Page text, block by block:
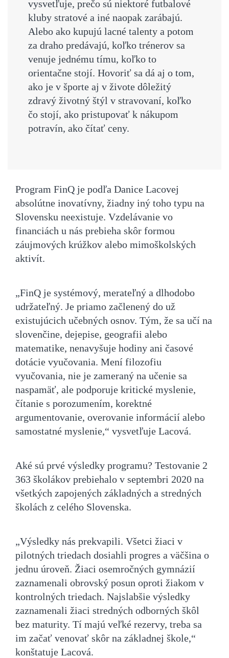
vysvetľuje, prečo sú niektoré futbalové
kluby stratové a iné naopak zarábajú.
Alebo ako kupujú lacné talenty a potom
za draho predávajú, koľko trénerov sa
venuje jednému tímu, koľko to
orientačne stojí. Hovoriť sa dá aj o tom,
ako je v športe aj v živote dôležitý
zdravý životný štýl v stravovaní, koľko
čo stojí, ako pristupovať k nákupom
potravín, ako čítať ceny.
Program FinQ je podľa Danice Lacovej
absolútne inovatívny, žiadny iný toho typu na
Slovensku neexistuje. Vzdelávanie vo
financiách u nás prebieha skôr formou
záujmových krúžkov alebo mimoškolských
aktivít.
„FinQ je systémový, merateľný a dlhodobo
udržateľný. Je priamo začlenený do už
existujúcich učebných osnov. Tým, že sa učí na
slovenčine, dejepise, geografii alebo
matematike, nenavyšuje hodiny ani časové
dotácie vyučovania. Mení filozofiu
vyučovania, nie je zameraný na učenie sa
naspamäť, ale podporuje kritické myslenie,
čítanie s porozumením, korektné
argumentovanie, overovanie informácií alebo
samostatné myslenie,“ vysvetľuje Lacová.
Aké sú prvé výsledky programu? Testovanie 2
363 školákov prebiehalo v septembri 2020 na
všetkých zapojených základných a stredných
školách z celého Slovenska.
„Výsledky nás prekvapili. Všetci žiaci v
pilotných triedach dosiahli progres a väčšina o
jednu úroveň. Žiaci osemročných gymnázií
zaznamenali obrovský posun oproti žiakom v
kontrolných triedach. Najslabšie výsledky
zaznamenali žiaci stredných odborných škôl
bez maturity. Tí majú veľké rezervy, treba sa
im začať venovať skôr na základnej škole,“
konštatuje Lacová.